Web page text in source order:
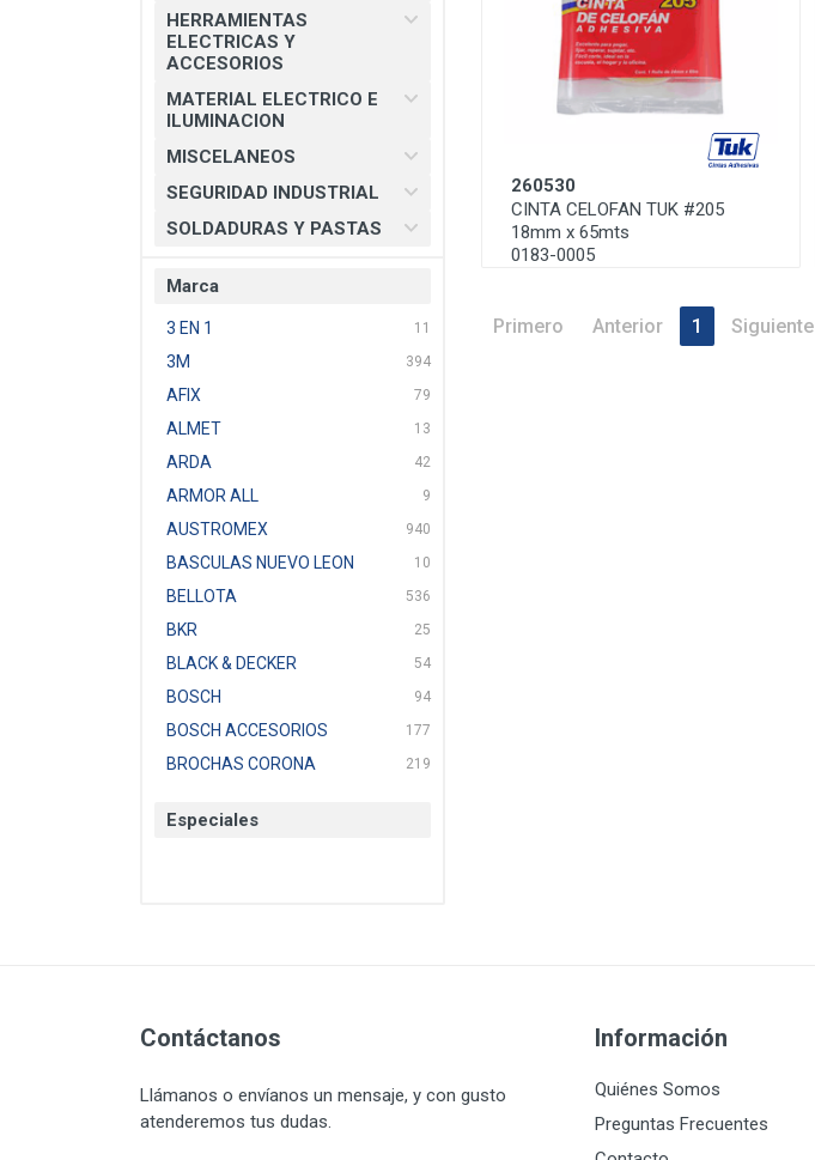
SOLDADURAS Y PASTAS
HERRAMIENTAS
ELECTRICAS Y
ACCESORIOS
MATERIAL ELECTRICO E
ILUMINACION
MISCELANEOS
SEGURIDAD INDUSTRIAL
SOLDADURAS Y PASTAS
Marca
3 EN 1 11
3M 394
AFIX 79
ALMET 13
ARDA 42
ARMOR ALL 9
AUSTROMEX 940
BASCULAS NUEVO LEON 10
BELLOTA 536
BKR 25
BLACK & DECKER 54
BOSCH 94
BOSCH ACCESORIOS 177
BROCHAS CORONA 219
CAT
CORONA
CRESCENT 251
DAP SELLADORES
Especiales
260530
CINTA CELOFAN TUK #205
18mm x 65mts
0183-0005
Primero Anterior 1 Siguiente
Contáctanos
Llámanos o envíanos un mensaje, y con gusto
atenderemos tus dudas.
Información
Quiénes Somos
Preguntas Frecuentes